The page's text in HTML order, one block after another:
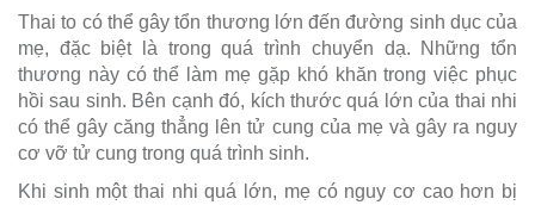
Thai to có thể gây tổn thương lớn đến đường sinh dục của
mẹ, đặc biệt là trong quá trình chuyển dạ. Những tổn
thương này có thể làm mẹ gặp khó khăn trong việc phục
hồi sau sinh. Bên cạnh đó, kích thước quá lớn của thai nhi
có thể gây căng thẳng lên tử cung của mẹ và gây ra nguy
cơ vỡ tử cung trong quá trình sinh.
Khi sinh một thai nhi quá lớn, mẹ có nguy cơ cao hơn bị